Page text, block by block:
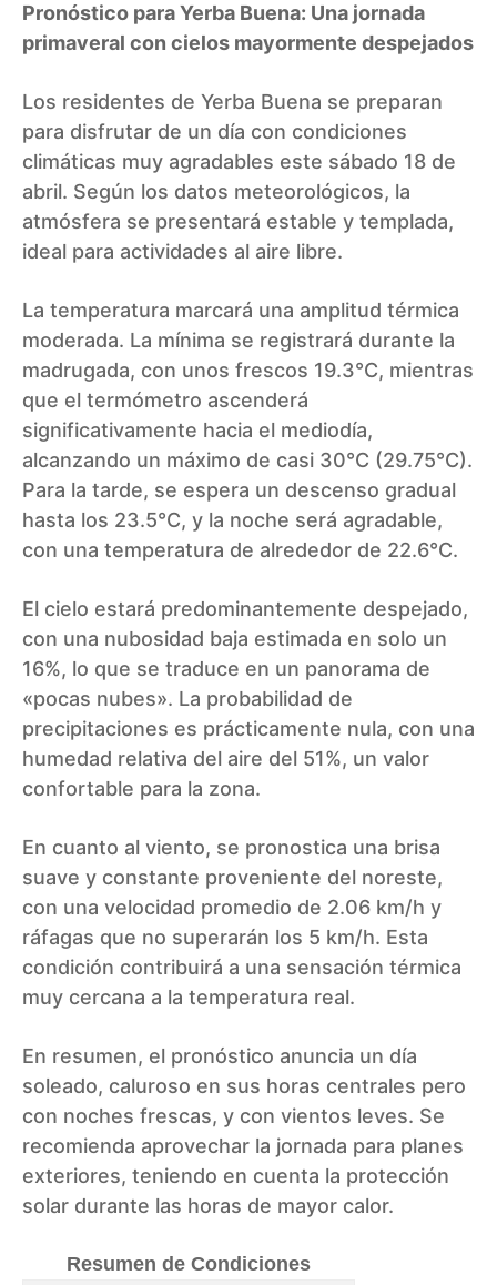
Pronóstico para Yerba Buena: Una jornada
primaveral con cielos mayormente despejados
Los residentes de Yerba Buena se preparan
para disfrutar de un día con condiciones
climáticas muy agradables este sábado 18 de
abril. Según los datos meteorológicos, la
atmósfera se presentará estable y templada,
ideal para actividades al aire libre.
La temperatura marcará una amplitud térmica
moderada. La mínima se registrará durante la
madrugada, con unos frescos 19.3°C, mientras
que el termómetro ascenderá
significativamente hacia el mediodía,
alcanzando un máximo de casi 30°C (29.75°C).
Para la tarde, se espera un descenso gradual
hasta los 23.5°C, y la noche será agradable,
con una temperatura de alrededor de 22.6°C.
El cielo estará predominantemente despejado,
con una nubosidad baja estimada en solo un
16%, lo que se traduce en un panorama de
«pocas nubes». La probabilidad de
precipitaciones es prácticamente nula, con una
humedad relativa del aire del 51%, un valor
confortable para la zona.
En cuanto al viento, se pronostica una brisa
suave y constante proveniente del noreste,
con una velocidad promedio de 2.06 km/h y
ráfagas que no superarán los 5 km/h. Esta
condición contribuirá a una sensación térmica
muy cercana a la temperatura real.
En resumen, el pronóstico anuncia un día
soleado, caluroso en sus horas centrales pero
con noches frescas, y con vientos leves. Se
recomienda aprovechar la jornada para planes
exteriores, teniendo en cuenta la protección
solar durante las horas de mayor calor.
Resumen de Condiciones